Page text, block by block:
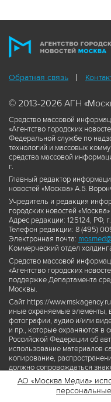
Обратная связь
© 2013-2026 АГН
Средство массовой
«Агентство городских
Федеральной службе по
технологий и массовых
средства массовой
г.
Главный редактор
новостей «Москва» А.Б.
Учредитель и редакция
городских новостей
Адрес редакции: 125124, РФ,
Телефон редакции: 8 (495)
Электронная почта:
Коммерческий отдел
Средство массовой
«Агентство городских
поддержке Департамента
Москвы.
Сайт https://
иные охраняемые элементы,
фотографии, аудио и/или
и пр., которые охраняются в
Российской Федерации об
использование материалов
копирование,
должно сопровождаться
правообладателя © АО
www.mskagency.ru как на
материалов сайта
АО «Москва Медиа»